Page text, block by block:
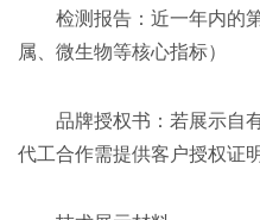
检测报告：近一年内的
属、微生物等核心指标）
品牌授权书：若展示自
代工合作需提供客户授权证